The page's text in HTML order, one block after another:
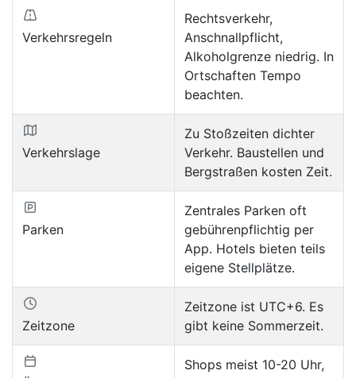
Verkehrsregeln
Rechtsverkehr,
Anschnallpflicht,
Alkoholgrenze niedrig. In
Ortschaften Tempo
beachten.
Verkehrslage
Zu Stoßzeiten dichter
Verkehr. Baustellen und
Bergstraßen kosten Zeit.
Parken
Zentrales Parken oft
gebührenpflichtig per
App. Hotels bieten teils
eigene Stellplätze.
Zeitzone
Zeitzone ist UTC+6. Es
gibt keine Sommerzeit.
Shops meist 10-20 Uhr,